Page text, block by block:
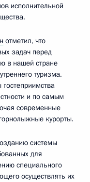
исполнительной
отметил, что
задач перед
в нашей стране
туризма.
и по самым
современные
курорты.
системы
для
специального
осуществлять их